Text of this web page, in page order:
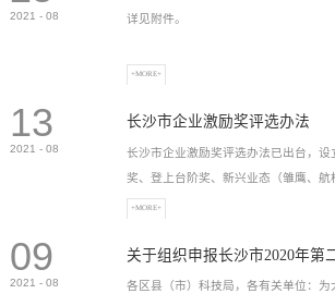
2021 - 08 详见附件。
+MORE+
13
2021 - 08
长沙市企业激励奖评选办法
长沙市企业激励奖评选办法已出台，设
奖、登上台阶奖、新兴业态（雏鹰、航
）奖等，最高奖励2...
+MORE+
09
2021 - 08
各区县（市）科技局，各有关单位：为